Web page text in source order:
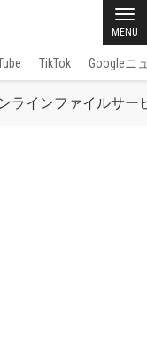
MENU
TikTok Googleニ
ラインファイルサー